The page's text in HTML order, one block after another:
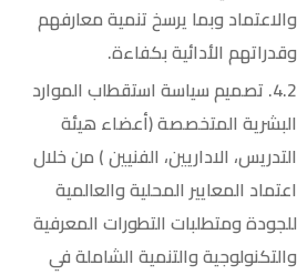
والاعتماد وبما يرسخ تنمية معارفهم
وقدراتهم الأدائية بكفاءة.
4.2. تصميم سياسة استقطاب الموارد
البشرية المتخصصة (أعضاء هيئة
التدريس، الاداريين، الفنيين ) من خلال
اعتماد المعايير المحلية والعالمية
للجودة ومتطلبات التطورات المعرفية
والتكنولوجية والتنمية الشاملة في